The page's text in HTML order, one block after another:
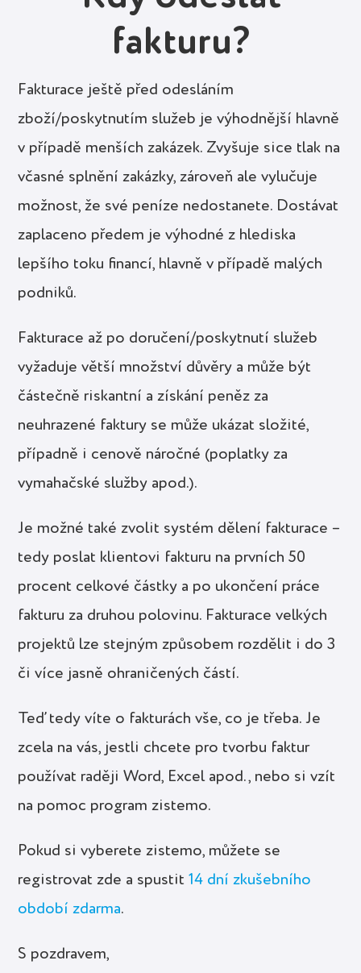
fakturu?
Fakturace ještě před odesláním
zboží/poskytnutím služeb je výhodnější hlavně
v případě menších zakázek. Zvyšuje sice tlak na
včasné splnění zakázky, zároveň ale vylučuje
možnost, že své peníze nedostanete. Dostávat
zaplaceno předem je výhodné z hlediska
lepšího toku financí, hlavně v případě malých
podniků.
Fakturace až po doručení/poskytnutí služeb
vyžaduje větší množství důvěry a může být
částečně riskantní a získání peněz za
neuhrazené faktury se může ukázat složité,
případně i cenově náročné (poplatky za
vymahačské služby apod.).
Je možné také zvolit systém dělení fakturace –
tedy poslat klientovi fakturu na prvních 50
procent celkové částky a po ukončení práce
fakturu za druhou polovinu. Fakturace velkých
projektů lze stejným způsobem rozdělit i do 3
či více jasně ohraničených částí.
Teď tedy víte o fakturách vše, co je třeba. Je
zcela na vás, jestli chcete pro tvorbu faktur
používat raději Word, Excel apod., nebo si vzít
na pomoc program zistemo.
Pokud si vyberete zistemo, můžete se
registrovat zde a spustit14 dní zkušebního
období zdarma.
S pozdravem,